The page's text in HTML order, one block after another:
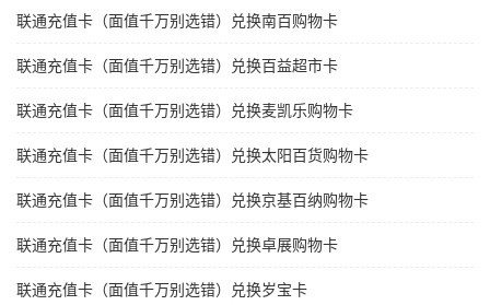
联通充值卡（面值千万别选错）兑换南百购物卡
联通充值卡（面值千万别选错）兑换百益超市卡
联通充值卡（面值千万别选错）兑换麦凯乐购物卡
联通充值卡（面值千万别选错）兑换太阳百货购物卡
联通充值卡（面值千万别选错）兑换京基百纳购物卡
联通充值卡（面值千万别选错）兑换卓展购物卡
联通充值卡（面值千万别选错）兑换岁宝卡